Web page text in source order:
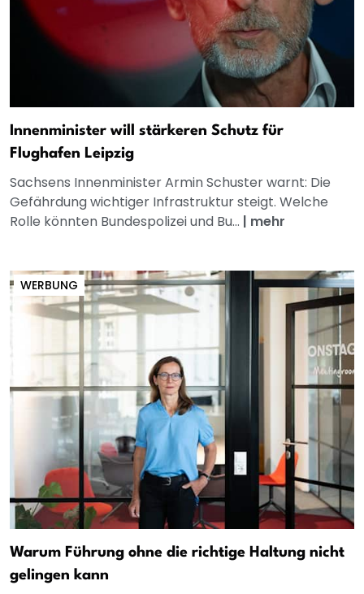
Innenminister will stärkeren Schutz für
Flughafen Leipzig
Sachsens Innenminister Armin Schuster warnt: Die
Gefährdung wichtiger Infrastruktur steigt. Welche
Rolle könnten Bundespolizei und Bu... | mehr
WERBUNG
Warum Führung ohne die richtige Haltung nicht
gelingen kann